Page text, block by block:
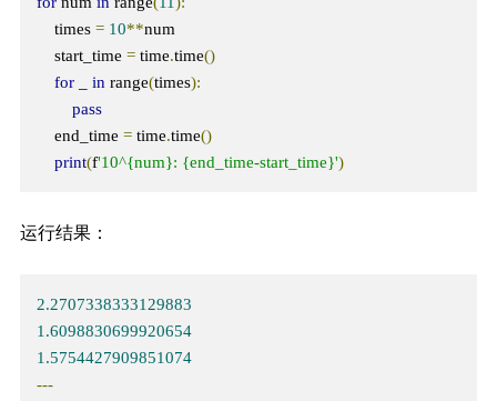
    times
= 10**num
    start_time
= time.time()
for _ in range(times):
pass
    end_time
= time.time()
print(f'10^{num}: {end_time-start_time}')
运行结果：
2.2707338333129883
1.6098830699920654
1.5754427909851074
---